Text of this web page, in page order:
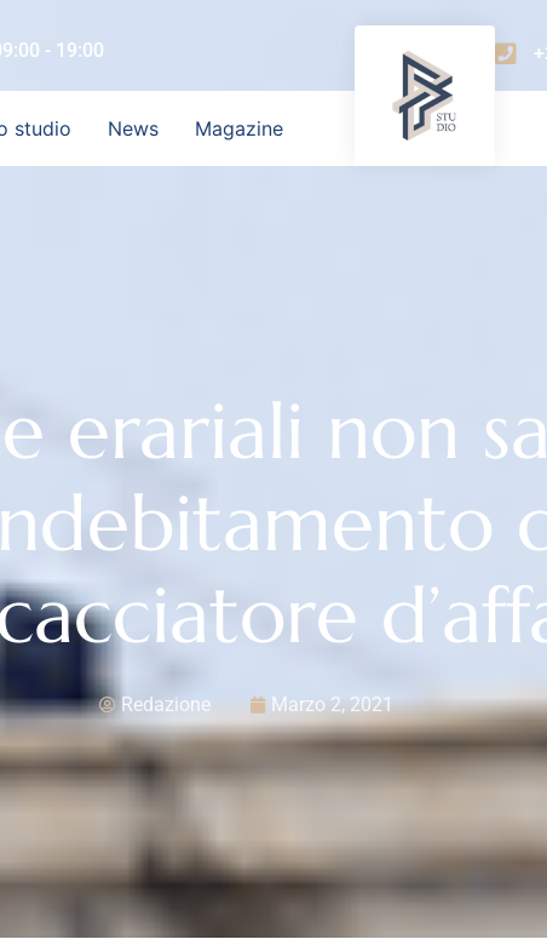
- 19:00
studio News Magazine
erariali non
Redazione Marzo 2, 2021